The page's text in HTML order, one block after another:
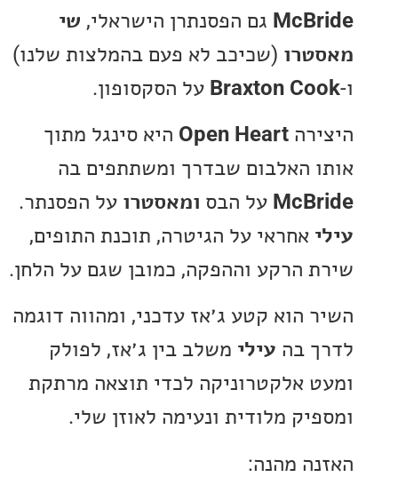
גם הפסנתרן הישראלי,שי
(שכיכב לא פעם בהמלצות שלנו)
Braxton על הסקסופון.
Open Heartהיא סינגל מתוך
האלבום שבדרך ומשתתפים בה
על הבסומאסטרו על הפסנתר.
אחראי על הגיטרה, תוכנת התופים,
הרקע וההפקה, כמובן שגם על הלחן.
הוא קטע ג׳אז עדכני, ומהווה דוגמה
עילימשלב בין ג׳אז, לפולק
אלקטרוניקה לכדי תוצאה מרתקת
מלודית ונעימה לאוזן שלי.
מהנה: